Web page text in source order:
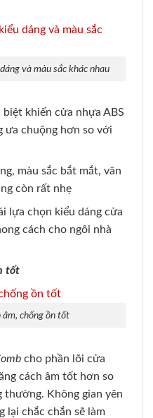
và màu sắc khác nhau
khiến cửa nhựa ABS
ưa chuộng hơn so với
màu sắc bắt mắt, vân
còn rất nhẹ
lựa chọn kiểu dáng cửa
cách cho ngôi nhà
tốt
âm, chống ồn tốt
cho phần lõi cửa
cách âm tốt hơn so
Không gian yên
lại chắc chắn sẽ làm